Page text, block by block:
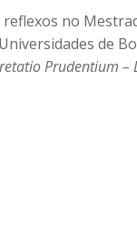
reflexos no
de
Prudentium –